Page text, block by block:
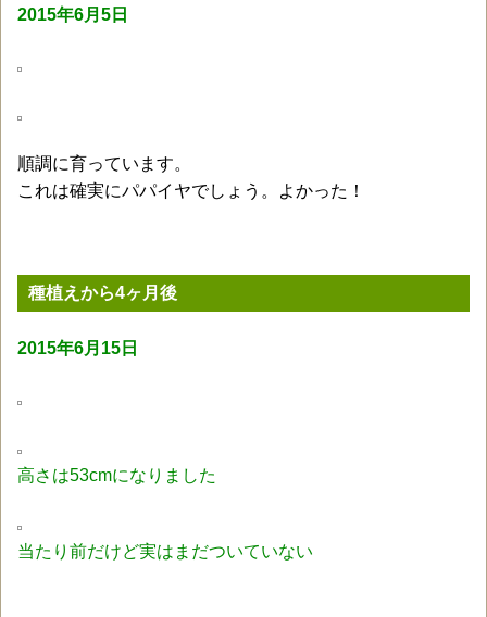
2015年6月5日
順調に育っています。
これは確実にパパイヤでしょう。よかった！
種植えから4ヶ月後
2015年6月15日
高さは53cmになりました
当たり前だけど実はまだついていない